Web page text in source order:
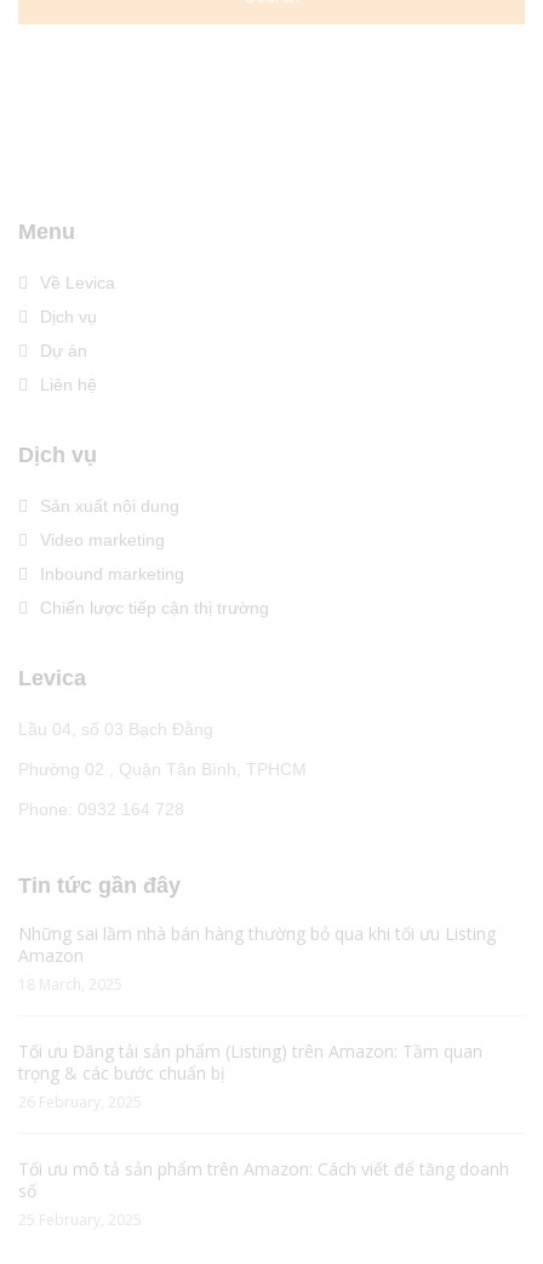
Menu
Về Levica
Dịch vụ
Dự án
Liên hệ
Dịch vụ
Sản xuất nội dung
Video marketing
Inbound marketing
Chiến lược tiếp cận thị trường
Levica
Lầu 04, số 03 Bạch Đằng
Phường 02 , Quận Tân Bình, TPHCM
Phone: 0932 164 728
Tin tức gần đây
Những sai lầm nhà bán hàng thường bỏ qua khi tối ưu Listing
Amazon
18 March, 2025
Tối ưu Đăng tải sản phẩm (Listing) trên Amazon: Tầm quan
trọng & các bước chuẩn bị
26 February, 2025
Tối ưu mô tả sản phẩm trên Amazon: Cách viết để tăng doanh
số
25 February, 2025